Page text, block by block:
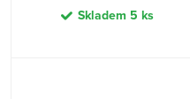
Skladem 5 ks